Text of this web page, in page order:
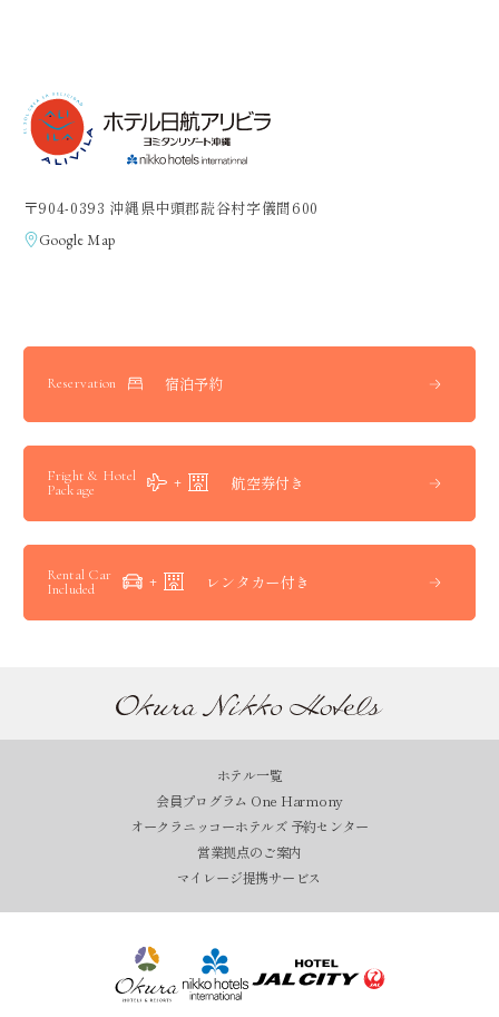
〒904-0393 沖縄県中頭郡読谷村字儀間600
Google Map
Reservation 宿泊予約
Fright & Hotel
Package
航空券付き
Rental Car
Included
レンタカー付き
ホテル一覧
会員プログラム One Harmony
オークラニッコーホテルズ 予約センター
営業拠点のご案内
マイレージ提携サービス